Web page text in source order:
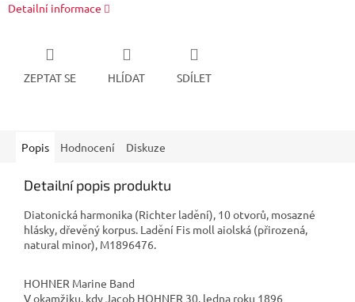
Detailní informace
ZEPTAT SE HLÍDAT SDÍLET
Popis Hodnocení Diskuze
Detailní popis produktu
Diatonická harmonika (Richter ladění), 10 otvorů, mosazné
hlásky, dřevěný korpus. Ladění Fis moll aiolská (přirozená,
natural minor), M1896476.
HOHNER Marine Band
V okamžiku, kdy Jacob HOHNER 30. ledna roku 1896